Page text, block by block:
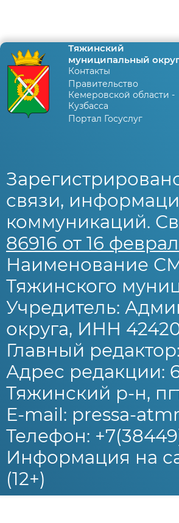
Тяжинский
муниципальный
Контакты
Правительство
Кемеровской области -
Кузбасса
Портал Госуслуг
связи,
коммуникаций.
86916 от 16
Наименование
Тяжинского
Учредитель:
округа, ИНН
Главный
Адрес редакции:
Тяжинский р-н,
E-mail: pressa-
Телефон:
Информация на
(12+)